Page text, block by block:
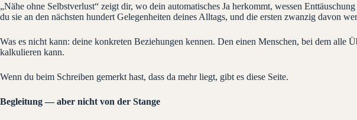
„Nähe ohne Selbstverlust“ zeigt dir, wo dein automatisches Ja herkommt, wessen
du sie an den nächsten hundert Gelegenheiten deines Alltags, und die ersten zwanzig davon
Was es nicht kann: deine konkreten Beziehungen kennen. Den einen Menschen, bei dem
kalkulieren kann.
Wenn du beim Schreiben gemerkt hast, dass da mehr liegt, gibt es diese Seite.
Begleitung — aber nicht von der Stange